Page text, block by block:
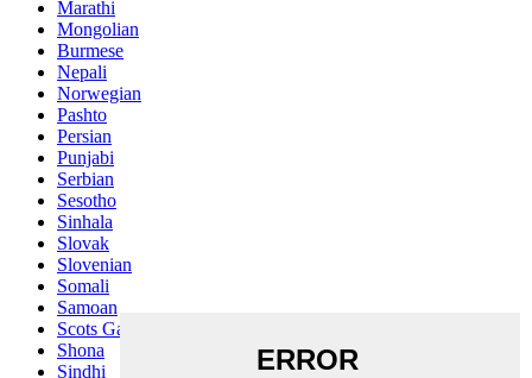
Marathi
Mongolian
Burmese
Nepali
Norwegian
Pashto
Persian
Punjabi
Serbian
Sesotho
Sinhala
Slovak
Slovenian
Somali
Samoan
Scots Gaelic
Shona
Sindhi